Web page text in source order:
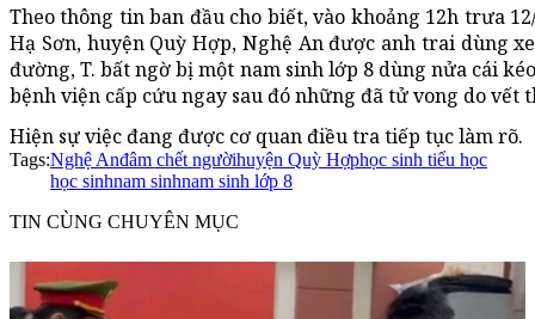
Theo thông tin ban đầu cho biết, vào khoảng 12h trưa
Hạ Sơn, huyện Quỳ Hợp, Nghệ An được anh trai dùng
đường, T. bất ngờ bị một nam sinh lớp 8 dùng nửa cái
bệnh viện cấp cứu ngay sau đó những đã tử vong do vết
Hiện sự việc đang được cơ quan điều tra tiếp tục làm rõ.
Tags:Nghệ Anđâm chết ngườihuyện Quỳ Hợphọc sinh tiểu học
học sinhnam sinhnam sinh lớp 8
TIN CÙNG CHUYÊN MỤC